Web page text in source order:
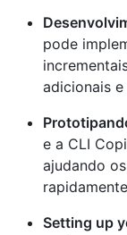
pode
adicionais
e a CLI
ajudando
Setting up